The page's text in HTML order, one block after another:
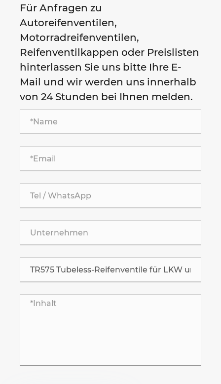
Für Anfragen zu
Autoreifenventilen,
Motorradreifenventilen,
Reifenventilkappen oder Preislisten
hinterlassen Sie uns bitte Ihre E-
Mail und wir werden uns innerhalb
von 24 Stunden bei Ihnen melden.